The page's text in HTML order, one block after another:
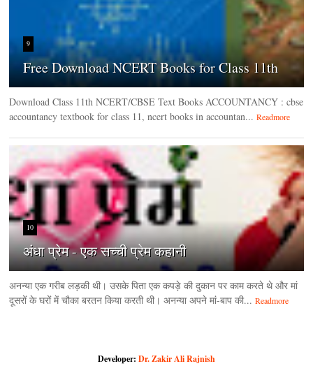
9
Free Download NCERT Books for Class 11th
Download Class 11th NCERT/CBSE Text Books ACCOUNTANCY : cbse
accountancy textbook for class 11, ncert books in accountan... Readmore
10
अंधा प्रेम - एक सच्ची प्रेम कहानी
अनन्या एक गरीब लड़की थी। उसके पिता एक कपड़े की दुकान पर काम करते थे और मां
दूसरों के घरों में चौका बरतन किया करती थी। अनन्या अपने मां-बाप की... Readmore
Developer: Dr. Zakir Ali Rajnish